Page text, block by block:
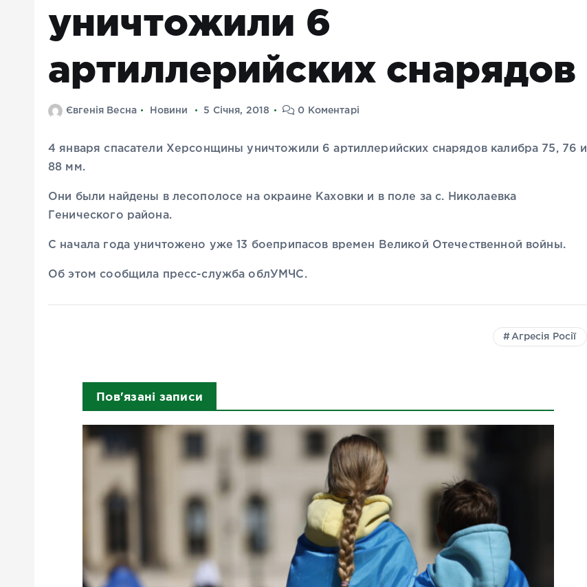
уничтожили 6
артиллерийских снарядов
Євгенія Весна Новини 5 Січня, 2018 0 Коментарі
4 января спасатели Херсонщины уничтожили 6 артиллерийских снарядов калибра 75, 76 и
88 мм.
Они были найдены в лесополосе на окраине Каховки и в поле за с. Николаевка
Генического района.
С начала года уничтожено уже 13 боеприпасов времен Великой Отечественной войны.
Об этом сообщила пресс-служба облУМЧС.
Агресія Росії
Пов'язані записи